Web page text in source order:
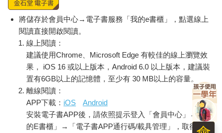
將儲存於會員中心→電子書服務「我的e書櫃」，點選線上
閱讀直接開啟閱讀。
線上閱讀：
建議使用Chrome、Microsoft Edge 有較佳的線上瀏覽效
果， iOS 16 或以上版本，Android 6.0 以上版本，建議裝
置有6GB以上的記憶體，至少有 30 MB以上的容量。
離線閱讀：
APP下載： iOS
Android
安裝電子書APP後，請依照提示登入「會員中心」→「我
的E書櫃」→「電子書APP通行碼/載具管理」，取得通行